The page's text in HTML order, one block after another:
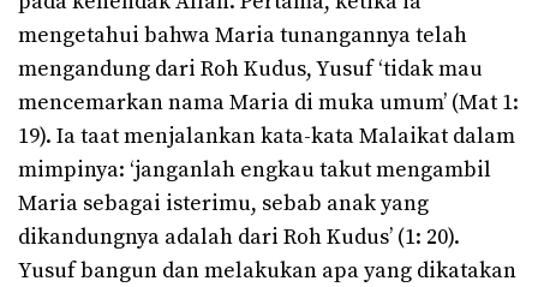
mengetahui bahwa Maria tunangannya telah
mengandung dari Roh Kudus, Yusuf ‘tidak mau
mencemarkan nama Maria di muka umum’ (Mat 1:
19). Ia taat menjalankan kata-kata Malaikat dalam
mimpinya: ‘janganlah engkau takut mengambil
Maria sebagai isterimu, sebab anak yang
dikandungnya adalah dari Roh Kudus’ (1: 20).
Yusuf bangun dan melakukan apa yang dikatakan